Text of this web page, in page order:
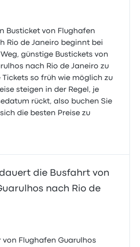
Busticket von Flughafen
Rio de Janeiro beginnt bei
Weg, günstige Bustickets von
nach Rio de Janeiro zu
Tickets so früh wie möglich zu
steigen in der Regel, je
rückt, also buchen Sie
die besten Preise zu
die Busfahrt von
nach Rio de
von Flughafen Guarulhos